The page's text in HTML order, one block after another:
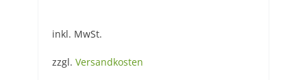
inkl. MwSt.
zzgl. Versandkosten